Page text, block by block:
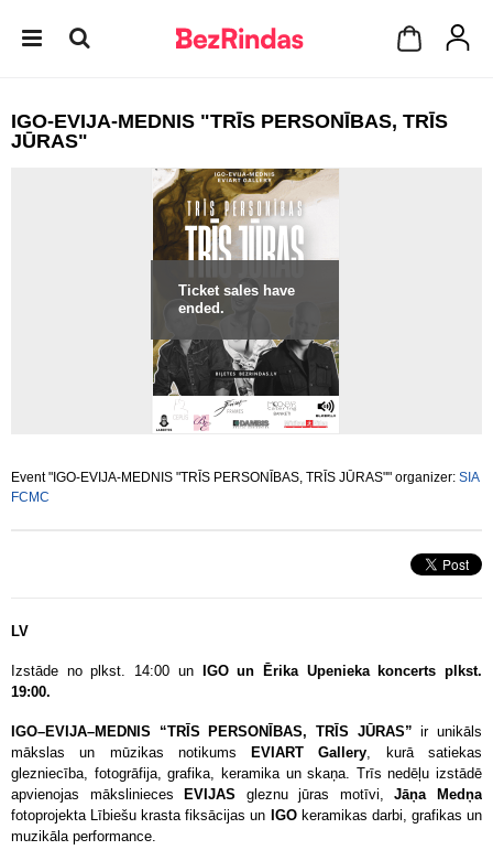
IGO-EVIJA-MEDNIS "TRĪS PERSONĪBAS, TRĪS
JŪRAS"
Ticket sales have
ended.
Event "IGO-EVIJA-MEDNIS "TRĪS PERSONĪBAS, TRĪS JŪRAS"" organizer: SIA
FCMC
LV
Izstāde no plkst. 14:00 unIGO un Ērika Upenieka koncerts plkst.
19:00.
IGO–EVIJA–MEDNIS “TRĪS PERSONĪBAS, TRĪS JŪRAS” ir unikāls
mākslas un mūzikas notikums
EVIART Gallery, kurā satiekas
glezniecība, fotogrāfija, grafika, keramika un skaņa. Trīs nedēļu izstādē
apvienojas mākslinieces
EVIJAS gleznu jūras motīvi,Jāņa Medņa
fotoprojekta Lībiešu krasta fiksācijas un IGO keramikas darbi, grafikas un
muzikāla performance.